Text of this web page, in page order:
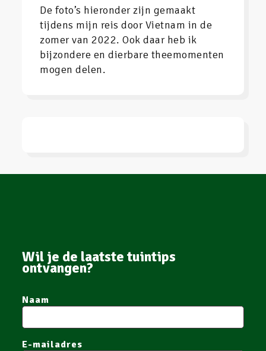
De foto’s hieronder zijn gemaakt
tijdens mijn reis door Vietnam in de
zomer van 2022. Ook daar heb ik
bijzondere en dierbare theemomenten
mogen delen.
Wil je de laatste tuintips
ontvangen?
Naam
E-mailadres